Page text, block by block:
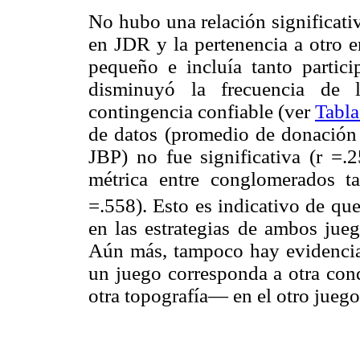
No hubo una relación
en JDR y la pertenencia a otro
pequeño e incluía tanto
disminuyó la frecuencia
contingencia confiable (ver
de datos (promedio de
JBP) no fue significativa (r
métrica entre conglomerados
=.558). Esto es indicativo de
en las estrategias de ambos
Aún más, tampoco hay
un juego corresponda a otra
otra topografía— en el otro